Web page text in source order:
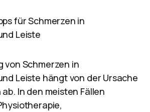
für Schmerzen in
Leiste
von Schmerzen in
Leiste hängt von der Ursache
In den meisten Fällen